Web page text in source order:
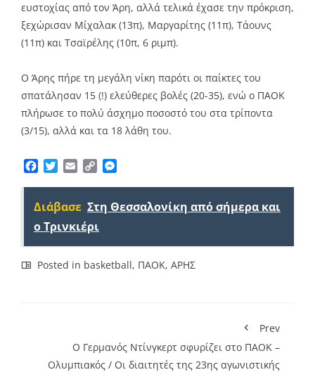
ευστοχίας από τον Άρη, αλλά τελικά έχασε την πρόκριση,
ξεχώρισαν Μίχαλακ (13π), Μαργαρίτης (11π), Τάουνς
(11π) και Τσαϊρέλης (10π, 6 ριμπ).
Ο Άρης πήρε τη μεγάλη νίκη παρότι οι παίκτες του
σπατάλησαν 15 (!) ελεύθερες βολές (20-35), ενώ ο ΠΑΟΚ
πλήρωσε το πολύ άσχημο ποσοστό του στα τρίποντα
(3/15), αλλά και τα 18 λάθη του.
Facebook
TwitterEmailCopy
Διάβασε Στη Θεσσαλονίκη από σήμερα και
ο Τρινκιέρι
Posted in basketball, ΠΑΟΚ, ΑΡΗΣ
Prev
Ο Γερμανός Ντίνγκερτ σφυρίζει στο ΠΑΟΚ –
Ολυμπιακός / Οι διαιτητές της 23ης αγωνιστικής